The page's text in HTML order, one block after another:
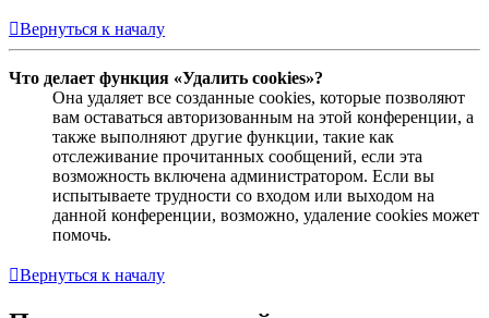
Вернуться к началу
Что делает функция «Удалить cookies»?
Она удаляет все созданные cookies, которые позволяют
вам оставаться авторизованным на этой конференции, а
также выполняют другие функции, такие как
отслеживание прочитанных сообщений, если эта
возможность включена администратором. Если вы
испытываете трудности со входом или выходом на
данной конференции, возможно, удаление cookies может
помочь.
Вернуться к началу